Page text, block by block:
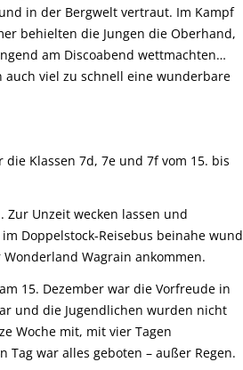
in der Bergwelt vertraut. Im Kampf
behielten die Jungen die Oberhand,
am Discoabend wettmachten…
viel zu schnell eine wunderbare
Klassen 7d, 7e und 7f vom 15. bis
Zur Unzeit wecken lassen und
Doppelstock-Reisebus beinahe wund
Wagrain ankommen.
15. Dezember war die Vorfreude in
und die Jugendlichen wurden nicht
Woche mit, mit vier Tagen
war alles geboten – außer Regen.